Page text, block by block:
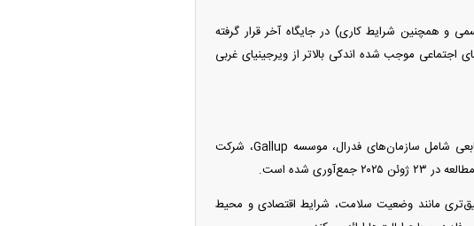
و همچنین شرایط کاری) در جایگاه آخر قرار گرفته
اجتماعی موجب شده اندکی بالاتر از ویرجینیای غربی
بر اساس اعلام WalletHub، این رتبه‌بندی با استفاده از ۳۰ شاخص استخراج‌شده از منابعی شامل سازمان‌های فدرال، موسسه Gallup، شرکت
مانند وضعیت سلامت، شرایط اقتصادی و محیط